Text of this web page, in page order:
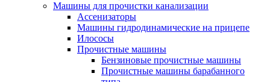
Машины для прочистки канализации
Ассенизаторы
Машины гидродинамические на прицепе
Илососы
Прочистные машины
Бензиновые прочистные машины
Прочистные машины барабанного